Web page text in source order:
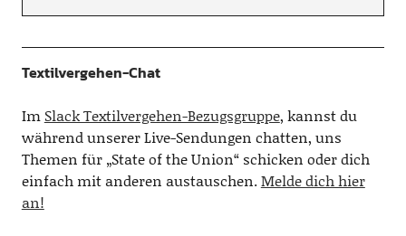
Textilvergehen-Chat
Im Slack Textilvergehen-Bezugsgruppe, kannst du
während unserer Live-Sendungen chatten, uns
Themen für „State of the Union“ schicken oder dich
einfach mit anderen austauschen.Melde dich hier
an!